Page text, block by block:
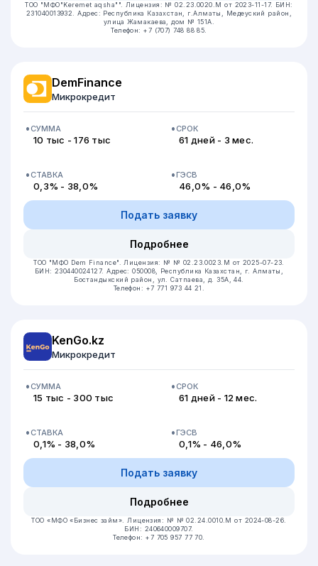
ТОО "МФО"Keremet aqsha"". Лицензия: № 02.23.0020.М от 2023-11-17. БИН:
231040013932.Адрес: Республика Казахстан, г.Алматы, Медеуский район,
улица Жамакаева, дом № 151А.
Телефон: +7 (707) 748 88 85.
DemFinance
Микрокредит
СУММА
10 тыс - 176 тыс
СРОК
61 дней - 3 мес.
СТАВКА
0,3% - 38,0%
ГЭСВ
46,0% - 46,0%
Подать заявку
Подробнее
ТОО "МФО Dem Finance". Лицензия: № № 02.23.0023.М от 2025-07-23.
БИН: 230440024127.Адрес: 050008, Республика Казахстан, г. Алматы,
Бостандыкский район, ул. Сатпаева, д. 35А, 44.
Телефон: +7 771 973 44 21.
KenGo.kz
Микрокредит
СУММА
15 тыс - 300 тыс
СРОК
61 дней - 12 мес.
СТАВКА
0,1% - 38,0%
ГЭСВ
0,1% - 46,0%
Подать заявку
Подробнее
ТОО «МФО «Бизнес займ». Лицензия: № № 02.24.0010.М от 2024-08-26.
БИН: 240640009707.
Телефон: +7 705 957 77 70.